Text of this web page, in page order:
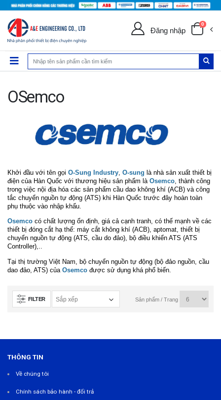
Đăng nhập
0
OSemco
Khởi đầu với tên gọi O-Sung Industry, O-sung là nhà sản xuất thiết bị
điện của Hàn Quốc với thương hiệu sản phẩm là Osemco, thành công
trong việc nội địa hóa các sản phẩm cầu dao không khí (ACB) và công
tắc chuyển nguồn tự động (ATS) khi Hàn Quốc trước đây hoàn toàn
phụ thuộc vào nhập khẩu.
Osemco có chất lượng ổn định, giá cả cạnh tranh, có thế mạnh về các
thiết bị đóng cắt hạ thế: máy cắt không khí (ACB), aptomat, thiết bị
chuyển nguồn tự động (ATS, cầu do đảo), bộ điều khiển ATS (ATS
Controller),..
Tại thị trường Việt Nam, bộ chuyển nguồn tự động (bộ đảo nguồn, cầu
dao đảo, ATS) của Osemco được sử dụng khá phổ biến.
FILTER Sản phẩm / Trang
THÔNG TIN
Về chúng tôi
Chính sách bảo hành - đổi trả